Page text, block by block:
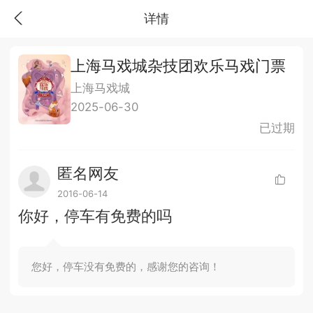
详情
上海马戏城杂技团欢乐马戏门票
上海马戏城
2025-06-30
已过期
匿名网友
2016-06-14
你好，停车有免费的吗
您好，停车没有免费的，感谢您的咨询！